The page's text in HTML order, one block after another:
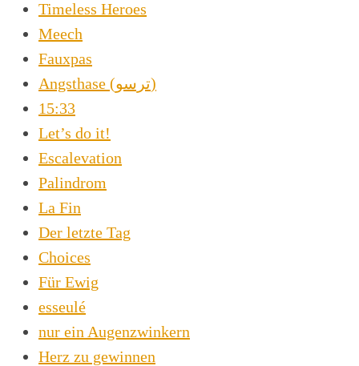
Timeless Heroes
Meech
Fauxpas
Angsthase (ترسو)
15:33
Let’s do it!
Escalevation
Palindrom
La Fin
Der letzte Tag
Choices
Für Ewig
esseulé
nur ein Augenzwinkern
Herz zu gewinnen